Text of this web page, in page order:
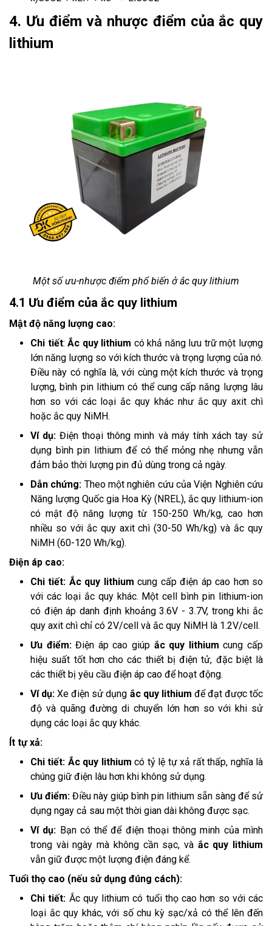
4. Ưu điểm và nhược điểm của ắc quy
lithium
Một số ưu-nhược điểm phổ biến ở ắc quy lithium
4.1 Ưu điểm của ắc quy lithium
Mật độ năng lượng cao:
Chi tiết:Ắc quy lithium có khả năng lưu trữ một lượng
lớn năng lượng so với kích thước và trọng lượng của nó.
Điều này có nghĩa là, với cùng một kích thước và trọng
lượng, bình pin lithium có thể cung cấp năng lượng lâu
hơn so với các loại ắc quy khác như ắc quy axit chì
hoặc ắc quy NiMH.
Ví dụ:Điện thoại thông minh và máy tính xách tay sử
dụng bình pin lithium để có thể mỏng nhẹ nhưng vẫn
đảm bảo thời lượng pin đủ dùng trong cả ngày.
Dẫn chứng: Theo một nghiên cứu của Viện Nghiên cứu
Năng lượng Quốc gia Hoa Kỳ (NREL), ắc quy lithium-ion
có mật độ năng lượng từ 150-250 Wh/kg, cao hơn
nhiều so với ắc quy axit chì (30-50 Wh/kg) và ắc quy
NiMH (60-120 Wh/kg).
Điện áp cao:
Chi tiết: Ắc quy lithium cung cấp điện áp cao hơn so
với các loại ắc quy khác. Một cell bình pin lithium-ion
có điện áp danh định khoảng 3.6V - 3.7V, trong khi ắc
quy axit chì chỉ có 2V/cell và ắc quy NiMH là 1.2V/cell.
Ưu điểm:Điện áp cao giúp ắc quy lithium cung cấp
hiệu suất tốt hơn cho các thiết bị điện tử, đặc biệt là
các thiết bị yêu cầu điện áp cao để hoạt động.
Ví dụ:Xe điện sử dụng ắc quy lithium để đạt được tốc
độ và quãng đường di chuyển lớn hơn so với khi sử
dụng các loại ắc quy khác.
Ít tự xả:
Chi tiết: Ắc quy lithiumcó tỷ lệ tự xả rất thấp, nghĩa là
chúng giữ điện lâu hơn khi không sử dụng.
Ưu điểm: Điều này giúp bình pin lithium sẵn sàng để sử
dụng ngay cả sau một thời gian dài không được sạc.
Ví dụ: Bạn có thể để điện thoại thông minh của mình
trong vài ngày mà không cần sạc, và ắc quy lithium
vẫn giữ được một lượng điện đáng kể.
Tuổi thọ cao (nếu sử dụng đúng cách):
Chi tiết: Ắc quy lithium có tuổi thọ cao hơn so với các
loại ắc quy khác, với số chu kỳ sạc/xả có thể lên đến